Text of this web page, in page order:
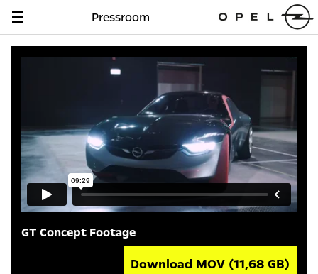
Navigation
Pressroom
GT Concept Footage
Download MOV (11,68 GB)